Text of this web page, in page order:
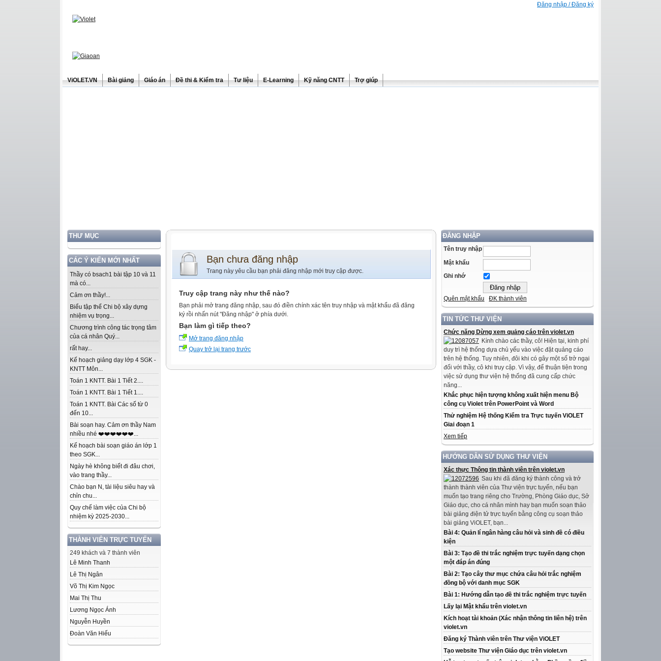
Đăng nhập / Đăng ký
ViOLET.VN Bài giảng Giáo án Đề thi & Kiểm tra Tư liệu E-Learning Kỹ năng CNTT Trợ giúp
THƯ MỤC
CÁC Ý KIẾN MỚI NHẤT
Thầy có bsach1 bài tập 10 và 11
mà có...
Cảm ơn thầy!...
Biểu tập thể Chi bộ xây dựng
nhiệm vụ trọng...
Chương trình công tác trọng tâm
của cá nhân Quý...
rất hay...
Kế hoạch giảng dạy lớp 4 SGK -
KNTT Môn...
Toán 1 KNTT. Bài 1 Tiết 2....
Toán 1 KNTT. Bài 1 Tiết 1....
Toán 1 KNTT. Bài Các số từ 0
đến 10...
Bài soạn hay. Cảm ơn thầy Nam
nhiều nhé ❤️❤️❤️❤️❤️❤️...
Kế hoạch bài soạn giáo án lớp 1
theo SGK...
Ngày hè không biết đi đâu chơi,
vào trang thầy...
Chào bạn N, tài liệu siêu hay và
chỉn chu...
Quy chế làm việc của Chi bộ
nhiệm kỳ 2025-2030...
THÀNH VIÊN TRỰC TUYẾN
249 khách và 7 thành viên
Lê Minh Thanh
Lê Thị Ngân
Võ Thị Kim Ngọc
Mai Thị Thu
Lương Ngọc Ánh
Nguyễn Huyền
Đoàn Văn Hiếu
ĐĂNG NHẬP
Tên truy nhập
Mật khẩu
Ghi nhớ
Quên mật khẩu ĐK thành viên
TIN TỨC THƯ VIỆN
Chức năng Dừng xem quảng cáo trên violet.vn
Kính chào các thầy, cô! Hiện tại, kinh phí
duy trì hệ thống dựa chủ yếu vào việc đặt quảng cáo
trên hệ thống. Tuy nhiên, đôi khi có gây một số trở ngại
đối với thầy, cô khi truy cập. Vì vậy, để thuận tiện trong
việc sử dụng thư viện hệ thống đã cung cấp chức
năng...
Khắc phục hiện tượng không xuất hiện menu Bộ
công cụ Violet trên PowerPoint và Word
Thử nghiệm Hệ thống Kiểm tra Trực tuyến ViOLET
Giai đoạn 1
Xem tiếp
HƯỚNG DẪN SỬ DỤNG THƯ VIỆN
Xác thực Thông tin thành viên trên violet.vn
Sau khi đã đăng ký thành công và trở
thành thành viên của Thư viện trực tuyến, nếu bạn
muốn tạo trang riêng cho Trường, Phòng Giáo dục, Sở
Giáo dục, cho cá nhân mình hay bạn muốn soạn thảo
bài giảng điện tử trực tuyến bằng công cụ soạn thảo
bài giảng ViOLET, bạn...
Bài 4: Quản lí ngân hàng câu hỏi và sinh đề có điều
kiện
Bài 3: Tạo đề thi trắc nghiệm trực tuyến dạng chọn
một đáp án đúng
Bài 2: Tạo cây thư mục chứa câu hỏi trắc nghiệm
đồng bộ với danh mục SGK
Bài 1: Hướng dẫn tạo đề thi trắc nghiệm trực tuyến
Lấy lại Mật khẩu trên violet.vn
Kích hoạt tài khoản (Xác nhận thông tin liên hệ) trên
violet.vn
Đăng ký Thành viên trên Thư viện ViOLET
Tạo website Thư viện Giáo dục trên violet.vn
Bạn chưa đăng nhập
Trang này yêu cầu bạn phải đăng nhập mới truy cập được.
Truy cập trang này như thế nào?
Bạn phải mở trang đăng nhập, sau đó điền chính xác tên truy nhập và mật khẩu đã đăng
ký rồi nhấn nút "Đăng nhập" ở phía dưới.
Bạn làm gì tiếp theo?
Mở trang đăng nhập
Quay trở lại trang trước